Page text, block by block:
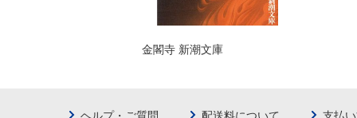
金閣寺 新潮文庫